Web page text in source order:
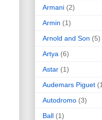
Armani (2)
Armin (1)
Arnold and Son (5)
Artya (6)
Astar (1)
Audemars Piguet
Autodromo (3)
Ball (1)